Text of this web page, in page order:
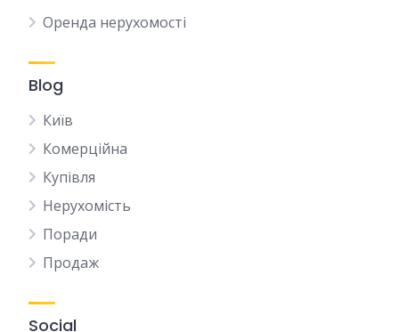
Оренда нерухомості
Blog
Київ
Комерційна
Купівля
Нерухомість
Поради
Продаж
Social